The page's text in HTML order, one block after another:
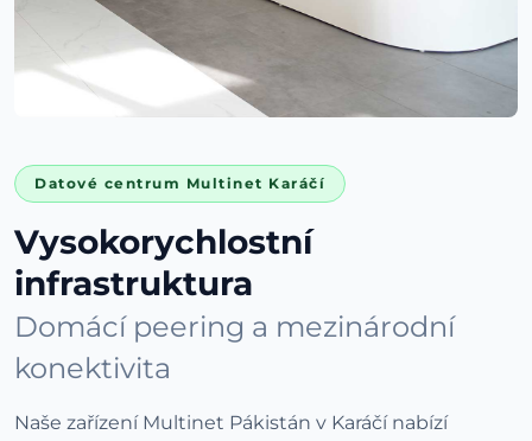
Datové centrum Multinet Karáčí
Vysokorychlostní
infrastruktura
Domácí peering a mezinárodní
konektivita
Naše zařízení Multinet Pákistán v Karáčí nabízí